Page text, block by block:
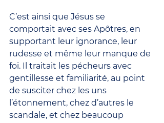
C’est ainsi que Jésus se
comportait avec ses Apôtres, en
supportant leur ignorance, leur
rudesse et même leur manque de
foi. Il traitait les pécheurs avec
gentillesse et familiarité, au point
de susciter chez les uns
l’étonnement, chez d’autres le
scandale, et chez beaucoup